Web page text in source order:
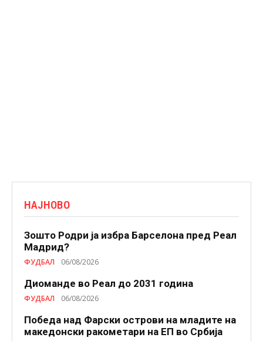
НАЈНОВО
Зошто Родри ја избра Барселона пред Реал
Мадрид?
ФУДБАЛ 06/08/2026
Диоманде во Реал до 2031 година
ФУДБАЛ 06/08/2026
Победа над Фарски острови на младите на
македонски ракометари на ЕП во Србија